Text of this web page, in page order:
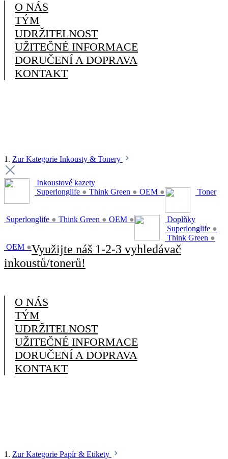
O NÁS
TÝM
UDRŽITELNOST
UŽITEČNÉ INFORMACE
DORUČENÍ A DOPRAVA
KONTAKT
1. Zur Kategorie Inkousty & Tonery
Inkoustové kazety
Superlonglife ● Think Green ● OEM ● Toner
Superlonglife ● Think Green ● OEM ●
Doplňky
Superlonglife ●
Think Green ●
OEM ●Využijte náš 1-2-3 vyhledávač
inkoustů/tonerů!
O NÁS
TÝM
UDRŽITELNOST
UŽITEČNÉ INFORMACE
DORUČENÍ A DOPRAVA
KONTAKT
1. Zur Kategorie Papír & Etikety